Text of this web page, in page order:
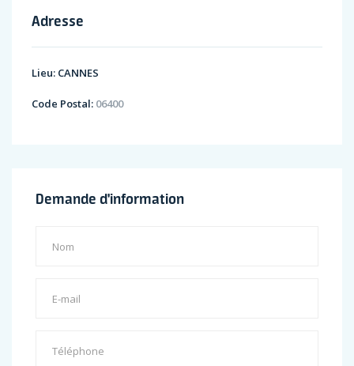
Adresse
Lieu: CANNES
Code Postal: 06400
Demande d'information